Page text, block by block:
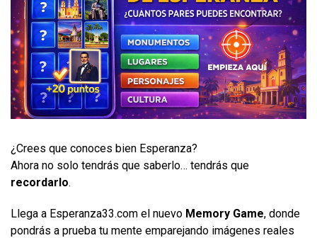
¿Crees que conoces bien Esperanza?
Ahora no solo tendrás que saberlo… tendrás que
recordarlo.
Llega a Esperanza33.com el nuevo Memory Game, donde
pondrás a prueba tu mente emparejando imágenes reales